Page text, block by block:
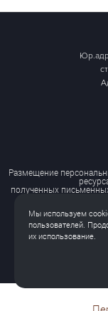
Размещение
полученных
Мы используем
пользователей.
их использование.